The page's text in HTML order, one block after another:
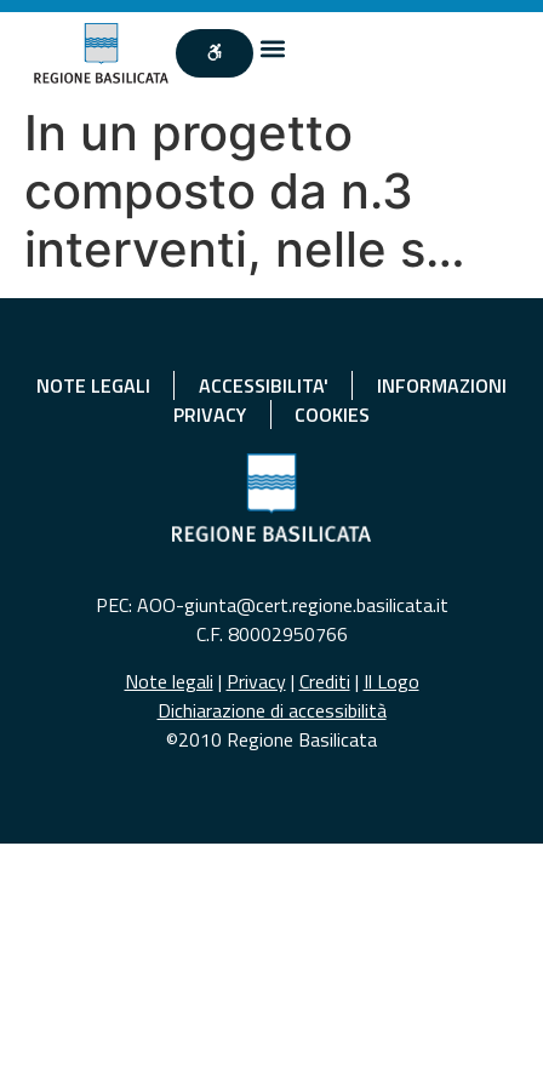
In un progetto
composto da n.3
interventi, nelle s…
NOTE LEGALI ACCESSIBILITA'
INFORMAZIONI
PRIVACY
COOKIES
PEC: AOO-giunta@cert.regione.basilicata.it
C.F. 80002950766
Note legali | Privacy| Crediti | Il Logo
Dichiarazione di accessibilità
©2010 Regione Basilicata